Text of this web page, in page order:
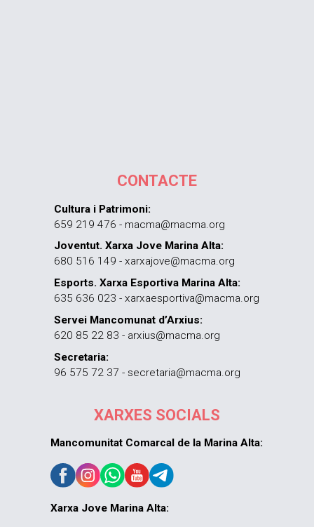
CONTACTE
Cultura i Patrimoni:
659 219 476 - macma@macma.org
Joventut. Xarxa Jove Marina Alta:
680 516 149 - xarxajove@macma.org
Esports. Xarxa Esportiva Marina Alta:
635 636 023 - xarxaesportiva@macma.org
Servei Mancomunat d’Arxius:
620 85 22 83 - arxius@macma.org
Secretaria:
96 575 72 37 - secretaria@macma.org
XARXES SOCIALS
Mancomunitat Comarcal de la Marina Alta:
Xarxa Jove Marina Alta: